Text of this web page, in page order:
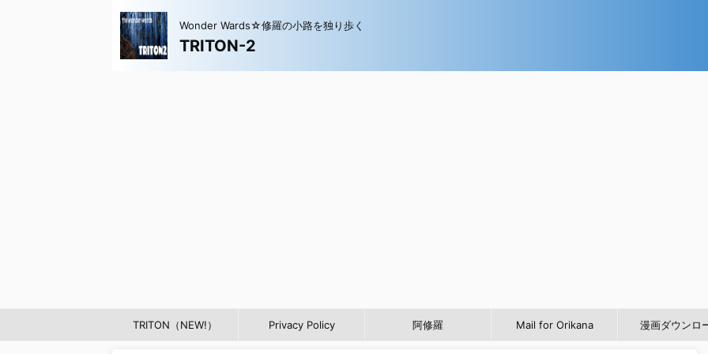
Wonder Wards☆修羅の小路を独り歩く
TRITON-2
TRITON（NEW!） Privacy Policy 阿修羅 Mail for Orikana 漫画ダウンロ